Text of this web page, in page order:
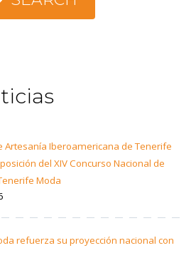
Artesanía Iberoamericana de Tenerife
del XIV Concurso Nacional de
Moda
refuerza su proyección nacional con